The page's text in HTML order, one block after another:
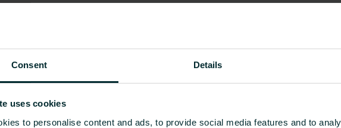
Consent Details
uses cookies
to personalise content and ads, to provide social media features and to